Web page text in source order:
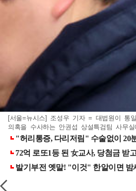
[서울=뉴시스] 조성우 기자 = 대법원이 통
의혹을 수사하는 안권섭 상설특검팀 사무